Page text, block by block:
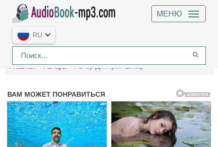
МЕНЮ
RU
Главная Авторы Автор Дмитрий Емец